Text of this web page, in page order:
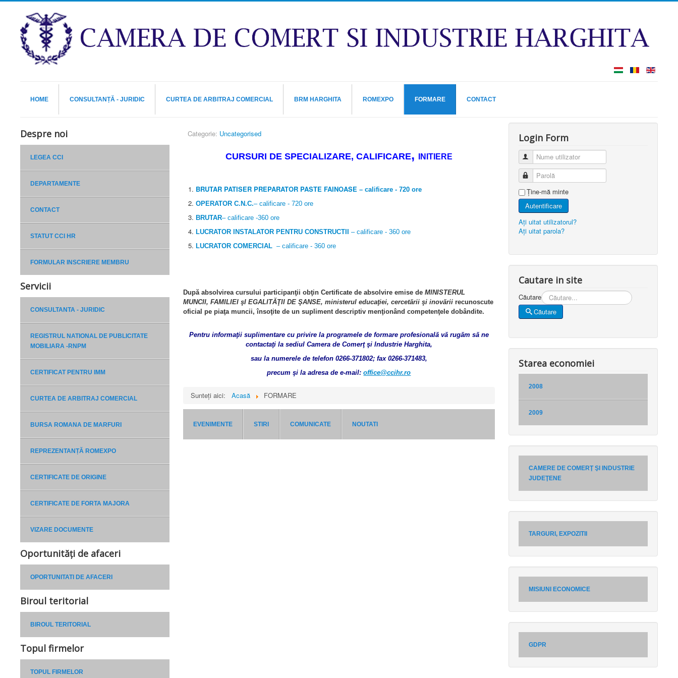
HOME CONSULTANȚĂ - JURIDIC CURTEA DE ARBITRAJ COMERCIAL BRM HARGHITA ROMEXPO FORMARE CONTACT
Despre noi
LEGEA CCI
DEPARTAMENTE
CONTACT
STATUT CCI HR
FORMULAR INSCRIERE MEMBRU
Servicii
CONSULTANTA - JURIDIC
REGISTRUL NATIONAL DE PUBLICITATE
MOBILIARA -RNPM
CERTIFICAT PENTRU IMM
CURTEA DE ARBITRAJ COMERCIAL
BURSA ROMANA DE MARFURI
REPREZENTANȚĂ ROMEXPO
CERTIFICATE DE ORIGINE
CERTIFICATE DE FORTA MAJORA
VIZARE DOCUMENTE
Oportunități de afaceri
OPORTUNITATI DE AFACERI
Biroul teritorial
BIROUL TERITORIAL
Topul firmelor
TOPUL FIRMELOR
Categorie: Uncategorised
CURSURI DE SPECIALIZARE, CALIFICARE, INITIERE
BRUTAR PATISER PREPARATOR PASTE FAINOASE– calificare - 720 ore
OPERATOR C.N.C.– calificare - 720 ore
BRUTAR– calificare -360 ore
LUCRATOR INSTALATOR PENTRU CONSTRUCTII
– calificare - 360 ore
LUCRATOR COMERCIAL – calificare - 360 ore
După absolvirea cursului participanţii obţin Certificate de absolvire emise de MINISTERUL
MUNCII, FAMILIEI şI EGALITĂŢII DE ŞANSE, ministerul educaţiei, cercetării şi inovării recunoscute
oficial pe piaţa muncii, însoţite de un supliment descriptiv menţionând competenţele dobândite.
Pentru informaţii suplimentare cu privire la programele de formare profesională vă rugăm să ne
contactaţi la sediul Camera de Comerţ şi Industrie Harghita,
sau la numerele de telefon 0266-371802; fax 0266-371483,
precumşi la adresa de e-mail:office@ccihr.ro
Sunteți aici: Acasă FORMARE
EVENIMENTE STIRI COMUNICATE NOUTATI
Login Form
Nume utilizator
Parolă
Ţine-mă minte
Autentificare
Aţi uitat utilizatorul?
Aţi uitat parola?
Cautare in site
Căutare
Căutare
Starea economiei
2008
2009
CAMERE DE COMERŢ ŞI INDUSTRIE
JUDEŢENE
TARGURI, EXPOZITII
MISIUNI ECONOMICE
GDPR